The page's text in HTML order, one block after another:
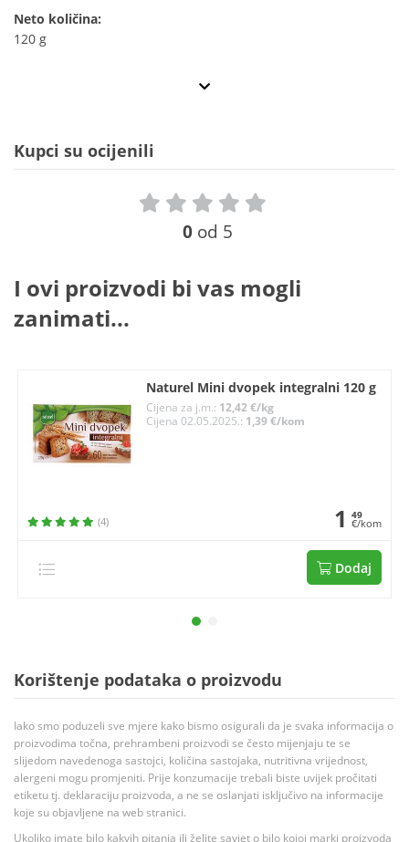
Neto količina:
120 g
Kupci su ocijenili
0 od 5
I ovi proizvodi bi vas mogli
zanimati...
Naturel Mini dvopek integralni 120 g
Cijena za j.m.: 12,42 €/kg
Cijena 02.05.2025.: 1,39 €/kom
(4) 1 49
€/kom
Dodaj
Korištenje podataka o proizvodu
Iako smo poduzeli sve mjere kako bismo osigurali da je svaka informacija o
proizvodima točna, prehrambeni proizvodi se često mijenjaju te se
slijedom navedenoga sastojci, količina sastojaka, nutritivna vrijednost,
alergeni mogu promjeniti. Prije konzumacije trebali biste uvijek pročitati
etiketu tj. deklaraciju proizvoda, a ne se oslanjati isključivo na informacije
koje su objavljene na web stranici.
Ukoliko imate bilo kakvih pitanja ili želite savjet o bilo kojoj marki proizvoda